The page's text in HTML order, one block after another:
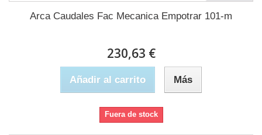
Arca Caudales Fac Mecanica Empotrar 101-m
230,63 €
Añadir al carrito Más
Fuera de stock